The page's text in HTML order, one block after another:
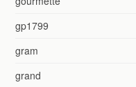
gp1799
gram
grand